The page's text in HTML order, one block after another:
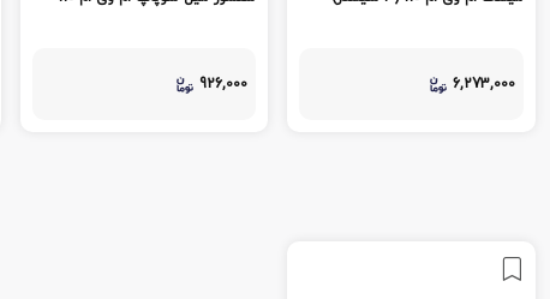
6,273,000
926,000